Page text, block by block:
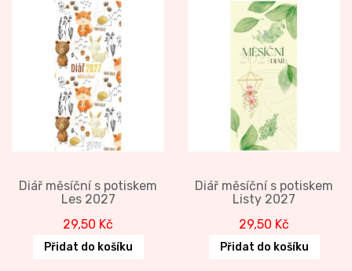
Diář měsíční s potiskem
Les 2027
29,50 Kč
Přidat do košíku
Diář měsíční s potiskem
Listy 2027
29,50 Kč
Přidat do košíku